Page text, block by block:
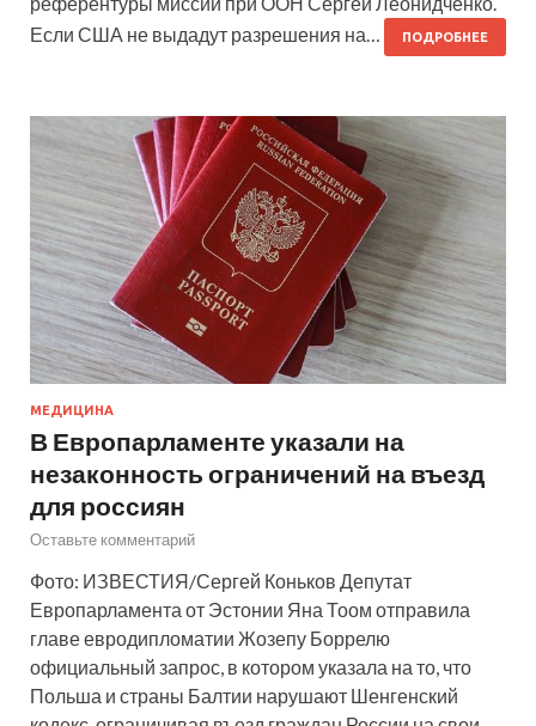
Если США не выдадут разрешения на…
ПОДРОБНЕЕ
МЕДИЦИНА
В Европарламенте указали на
незаконность ограничений на въезд
для россиян
Оставьте комментарий
Фото: ИЗВЕСТИЯ/Сергей Коньков Депутат
Европарламента от Эстонии Яна Тоом отправила
главе евродипломатии Жозепу Боррелю
официальный запрос, в котором указала на то, что
Польша и страны Балтии нарушают Шенгенский